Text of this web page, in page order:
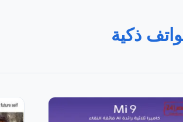
ذكية